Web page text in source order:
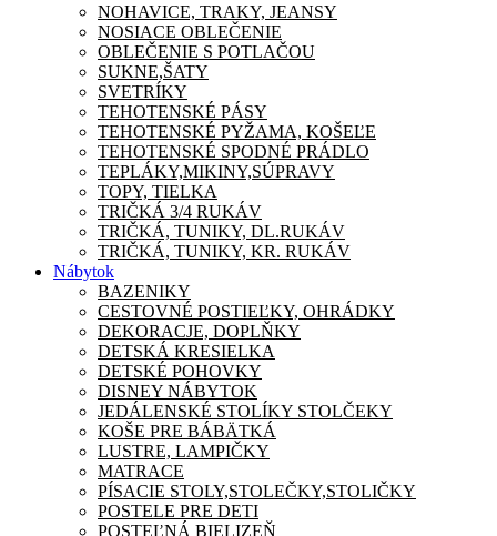
NOHAVICE, TRAKY, JEANSY
NOSIACE OBLEČENIE
OBLEČENIE S POTLAČOU
SUKNE,ŠATY
SVETRÍKY
TEHOTENSKÉ PÁSY
TEHOTENSKÉ PYŽAMA, KOŠEĽE
TEHOTENSKÉ SPODNÉ PRÁDLO
TEPLÁKY,MIKINY,SÚPRAVY
TOPY, TIELKA
TRIČKÁ 3/4 RUKÁV
TRIČKÁ, TUNIKY, DL.RUKÁV
TRIČKÁ, TUNIKY, KR. RUKÁV
Nábytok
BAZENIKY
CESTOVNÉ POSTIEĽKY, OHRÁDKY
DEKORACJE, DOPLŇKY
DETSKÁ KRESIELKA
DETSKÉ POHOVKY
DISNEY NÁBYTOK
JEDÁLENSKÉ STOLÍKY STOLČEKY
KOŠE PRE BÁBÄTKÁ
LUSTRE, LAMPIČKY
MATRACE
PÍSACIE STOLY,STOLEČKY,STOLIČKY
POSTELE PRE DETI
POSTEĽNÁ BIELIZEŇ